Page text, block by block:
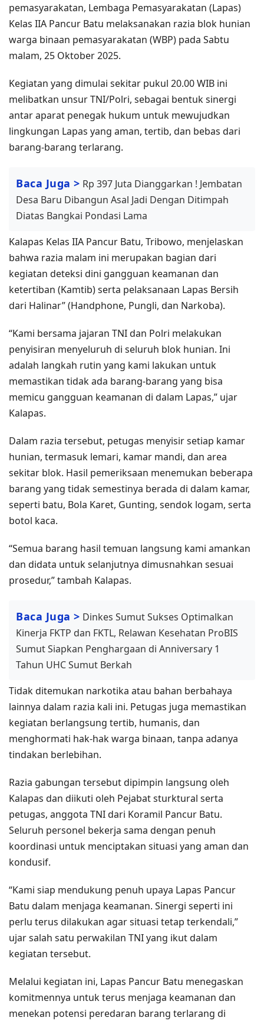
pemasyarakatan, Lembaga Pemasyarakatan (Lapas)
Kelas IIA Pancur Batu melaksanakan razia blok hunian
warga binaan pemasyarakatan (WBP) pada Sabtu
malam, 25 Oktober 2025.
Kegiatan yang dimulai sekitar pukul 20.00 WIB ini
melibatkan unsur TNI/Polri, sebagai bentuk sinergi
antar aparat penegak hukum untuk mewujudkan
lingkungan Lapas yang aman, tertib, dan bebas dari
barang-barang terlarang.
Baca Juga > Rp 397 Juta Dianggarkan ! Jembatan
Desa Baru Dibangun Asal Jadi Dengan Ditimpah
Diatas Bangkai Pondasi Lama
Kalapas Kelas IIA Pancur Batu, Tribowo, menjelaskan
bahwa razia malam ini merupakan bagian dari
kegiatan deteksi dini gangguan keamanan dan
ketertiban (Kamtib) serta pelaksanaan Lapas Bersih
dari Halinar” (Handphone, Pungli, dan Narkoba).
“Kami bersama jajaran TNI dan Polri melakukan
penyisiran menyeluruh di seluruh blok hunian. Ini
adalah langkah rutin yang kami lakukan untuk
memastikan tidak ada barang-barang yang bisa
memicu gangguan keamanan di dalam Lapas,” ujar
Kalapas.
Dalam razia tersebut, petugas menyisir setiap kamar
hunian, termasuk lemari, kamar mandi, dan area
sekitar blok. Hasil pemeriksaan menemukan beberapa
barang yang tidak semestinya berada di dalam kamar,
seperti batu, Bola Karet, Gunting, sendok logam, serta
botol kaca.
“Semua barang hasil temuan langsung kami amankan
dan didata untuk selanjutnya dimusnahkan sesuai
prosedur,” tambah Kalapas.
Baca Juga > Dinkes Sumut Sukses Optimalkan
Kinerja FKTP dan FKTL, Relawan Kesehatan ProBIS
Sumut Siapkan Penghargaan di Anniversary 1
Tahun UHC Sumut Berkah
Tidak ditemukan narkotika atau bahan berbahaya
lainnya dalam razia kali ini. Petugas juga memastikan
kegiatan berlangsung tertib, humanis, dan
menghormati hak-hak warga binaan, tanpa adanya
tindakan berlebihan.
Razia gabungan tersebut dipimpin langsung oleh
Kalapas dan diikuti oleh Pejabat sturktural serta
petugas, anggota TNI dari Koramil Pancur Batu.
Seluruh personel bekerja sama dengan penuh
koordinasi untuk menciptakan situasi yang aman dan
kondusif.
“Kami siap mendukung penuh upaya Lapas Pancur
Batu dalam menjaga keamanan. Sinergi seperti ini
perlu terus dilakukan agar situasi tetap terkendali,”
ujar salah satu perwakilan TNI yang ikut dalam
kegiatan tersebut.
Melalui kegiatan ini, Lapas Pancur Batu menegaskan
komitmennya untuk terus menjaga keamanan dan
menekan potensi peredaran barang terlarang di